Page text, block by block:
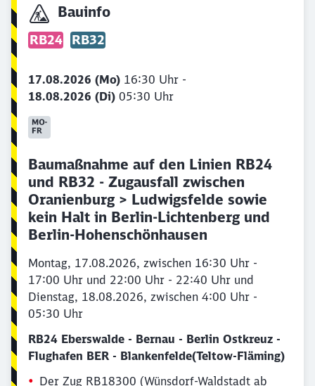
Bauinfo
RB24 RB32
17.08.2026 (Mo) 16:30 Uhr -
18.08.2026 (Di) 05:30 Uhr
Baumaßnahme auf den Linien RB24
und RB32 - Zugausfall zwischen
Oranienburg > Ludwigsfelde sowie
kein Halt in Berlin-Lichtenberg und
Berlin-Hohenschönhausen
Montag, 17.08.2026, zwischen 16:30 Uhr -
17:00 Uhr und 22:00 Uhr - 22:40 Uhr und
Dienstag, 18.08.2026, zwischen 4:00 Uhr -
05:30 Uhr
RB24 Eberswalde - Bernau - Berlin Ostkreuz -
Flughafen BER - Blankenfelde(Teltow-Fläming)
Der Zug RB18300 (Wünsdorf-Waldstadt ab